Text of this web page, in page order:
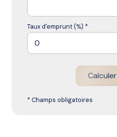
Taux d'emprunt (%) *
Calculer
* Champs obligatoires